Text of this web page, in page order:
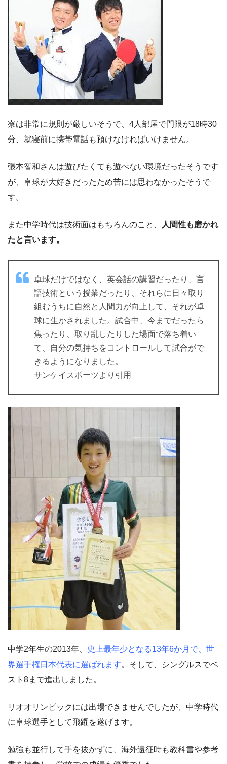
寮は非常に規則が厳しいそうで、4人部屋で門限が18時30
分、就寝前に携帯電話も預けなければいけません。
張本智和さんは遊びたくても遊べない環境だったそうです
が、卓球が大好きだったため苦には思わなかったそうで
す。
また中学時代は技術面はもちろんのこと、
人間性も磨かれ
たと言います。
卓球だけではなく、英会話の講習だったり、言
語技術という授業だったり、それらに日々取り
組むうちに自然と人間力が向上して、それが卓
球に生かされました。試合中、今までだったら
焦ったり、取り乱したりした場面で落ち着い
て、自分の気持ちをコントロールして試合がで
きるようになりました。
サンケイスポーツより引用
中学2年生の2013年、
史上最年少となる13年6か月で、世
界選手権日本代表に選ばれます。そして、シングルスでベ
スト8まで進出しました。
リオオリンピックには出場できませんでしたが、中学時代
に卓球選手として飛躍を遂げます。
勉強も並行して手を抜かずに、海外遠征時も教科書や参考